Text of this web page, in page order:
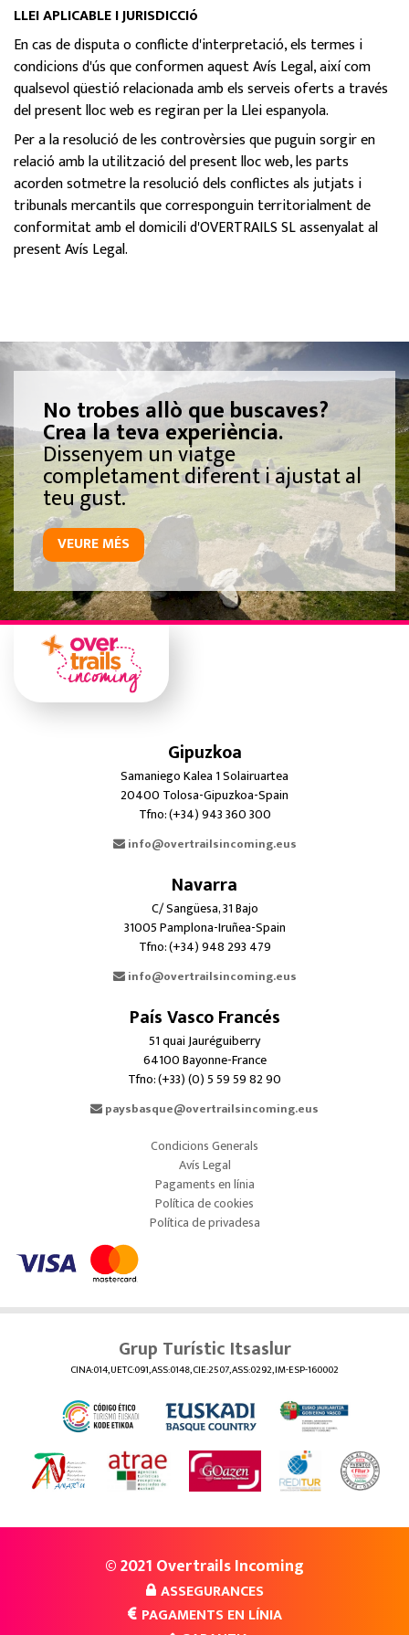
LLEI APLICABLE I JURISDICCIó
En cas de disputa o conflicte d'interpretació, els termes i
condicions d'ús que conformen aquest Avís Legal, així com
qualsevol qüestió relacionada amb els serveis oferts a través
del present lloc web es regiran per la Llei espanyola.
Per a la resolució de les controvèrsies que puguin sorgir en
relació amb la utilització del present lloc web, les parts
acorden sotmetre la resolució dels conflictes als jutjats i
tribunals mercantils que corresponguin territorialment de
conformitat amb el domicili d'OVERTRAILS SL assenyalat al
present Avís Legal.
No trobes allò que buscaves?
Crea la teva experiència.
Dissenyem un viatge
completament diferent i ajustat al
teu gust.
VEURE MÉS
Gipuzkoa
Samaniego Kalea 1 Solairuartea
20400 Tolosa-Gipuzkoa-Spain
Tfno: (+34) 943 360 300
info@overtrailsincoming.eus
Navarra
C/ Sangüesa, 31 Bajo
31005 Pamplona-Iruñea-Spain
Tfno: (+34) 948 293 479
info@overtrailsincoming.eus
País Vasco Francés
51 quai Jauréguiberry
64100 Bayonne-France
Tfno: (+33) (0) 5 59 59 82 90
paysbasque@overtrailsincoming.eus
Condicions Generals
Avís Legal
Pagaments en línia
Política de cookies
Política de privadesa
Grup Turístic Itsaslur
CINA:014, UETC:091, ASS:0148, CIE:2507, ASS:0292, IM-ESP-160002
© 2021 Overtrails Incoming
ASSEGURANCES
PAGAMENTS EN LÍNIA